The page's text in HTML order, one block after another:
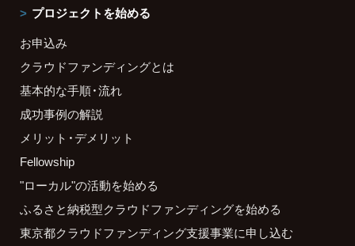
プロジェクトを始める
お申込み
クラウドファンディングとは
基本的な手順・流れ
成功事例の解説
メリット・デメリット
Fellowship
"ローカル"の活動を始める
ふるさと納税型クラウドファンディングを始める
東京都クラウドファンディング支援事業に申し込む